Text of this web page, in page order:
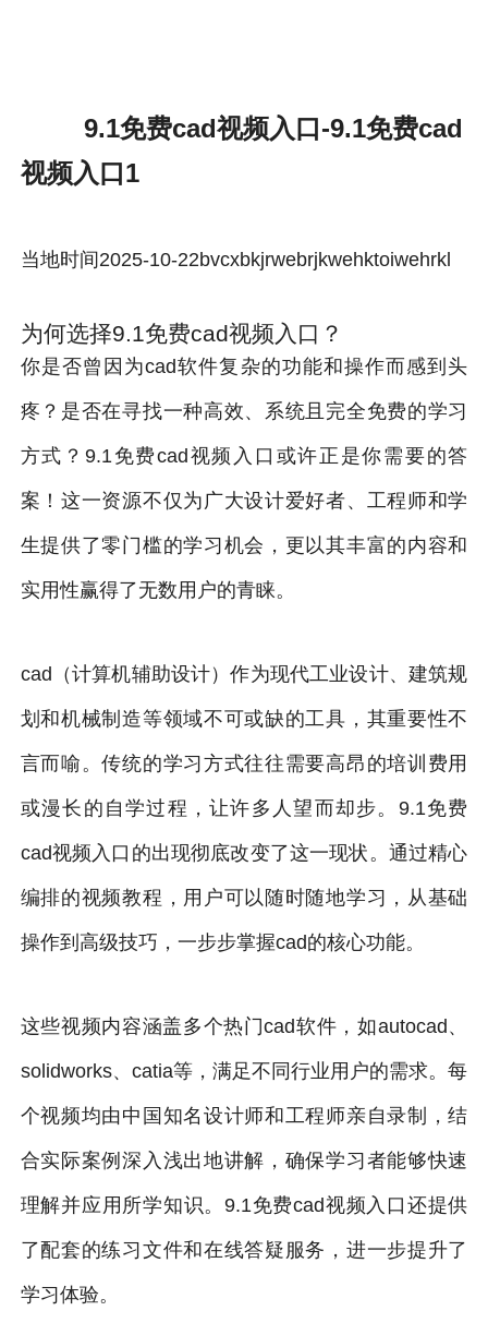
9.1免费cad视频入口-9.1免费cad
视频入口1
当地时间2025-10-22bvcxbkjrwebrjkwehktoiwehrkl
为何选择9.1免费cad视频入口？
你是否曾因为cad软件复杂的功能和操作而感到头
疼？是否在寻找一种高效、系统且完全免费的学习
方式？9.1免费cad视频入口或许正是你需要的答
案！这一资源不仅为广大设计爱好者、工程师和学
生提供了零门槛的学习机会，更以其丰富的内容和
实用性赢得了无数用户的青睐。
cad（计算机辅助设计）作为现代工业设计、建筑规
划和机械制造等领域不可或缺的工具，其重要性不
言而喻。传统的学习方式往往需要高昂的培训费用
或漫长的自学过程，让许多人望而却步。9.1免费
cad视频入口的出现彻底改变了这一现状。通过精心
编排的视频教程，用户可以随时随地学习，从基础
操作到高级技巧，一步步掌握cad的核心功能。
这些视频内容涵盖多个热门cad软件，如autocad、
solidworks、catia等，满足不同行业用户的需求。每
个视频均由中国知名设计师和工程师亲自录制，结
合实际案例深入浅出地讲解，确保学习者能够快速
理解并应用所学知识。9.1免费cad视频入口还提供
了配套的练习文件和在线答疑服务，进一步提升了
学习体验。